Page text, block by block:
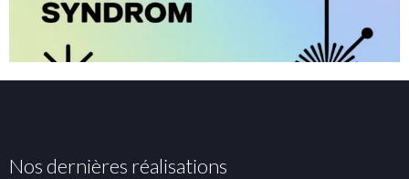
Nos dernières réalisations